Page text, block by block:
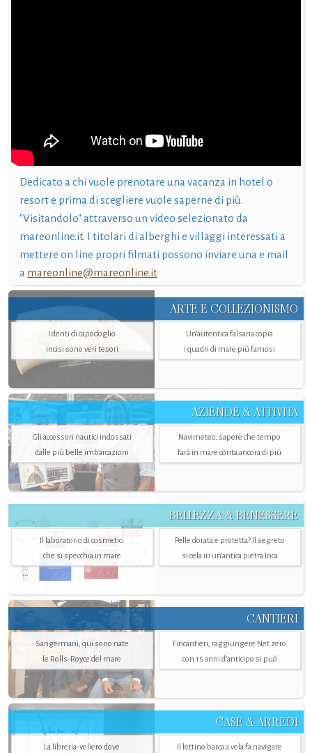
Dedicato a chi vuole prenotare una vacanza in hotel o
resort e prima di scegliere vuole saperne di più.
"Visitandolo" attraverso un video selezionato da
mareonline.it. I titolari di alberghi e villaggi interessati a
mettere on line propri filmati possono inviare una e mail
a mareonline@mareonline.it
ARTE E COLLEZIONISMO
I denti di capodoglio
incisi sono veri tesori
Un’autentica falsaria copia
i quadri di mare più famosi
AZIENDE & ATTIVITÀ
Gli accessori nautici indossati
dalle più belle imbarcazioni
Navimeteo, sapere che tempo
farà in mare conta ancora di più
BELLEZZA & BENESSERE
Il laboratorio di cosmetici
che si specchia in mare
Pelle dorata e protetta? Il segreto
si cela in un’antica pietra Inca
CANTIERI
Sangermani, qui sono nate
le Rolls-Royce del mare
Fincantieri, raggiungere Net zero
con 15 anni d'anticipo si può
CASE & ARREDI
La libreria-veliero dove
Il lettino barca a vela fa navigare